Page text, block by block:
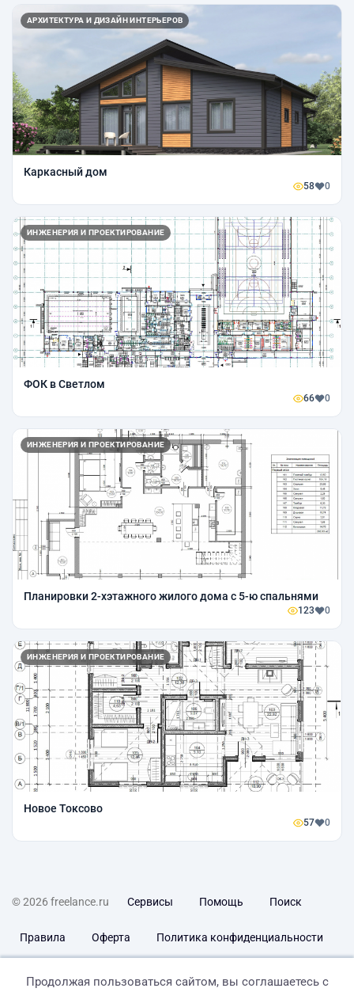
АРХИТЕКТУРА И ДИЗАЙН ИНТЕРЬЕРОВ
Каркасный дом
58 0
ИНЖЕНЕРИЯ И ПРОЕКТИРОВАНИЕ
ФОК в Светлом
66 0
ИНЖЕНЕРИЯ И ПРОЕКТИРОВАНИЕ
Планировки 2-хэтажного жилого дома с 5-ю спальнями
123 0
ИНЖЕНЕРИЯ И ПРОЕКТИРОВАНИЕ
Новое Токсово
57 0
© 2026 freelance.ru Сервисы Помощь Поиск
Правила Оферта Политика конфиденциальности
Продолжая пользоваться сайтом, вы соглашаетесь с